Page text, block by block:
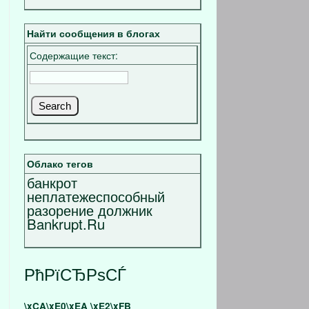
Найти сообщения в блогах
Содержащие текст:
Облако тегов
банкрот
неплатежеспособный
разорение должник
Bankrupt.Ru
РћРїСЂРѕСЃ
\xCA\xE0\xEA \xE2\xFB